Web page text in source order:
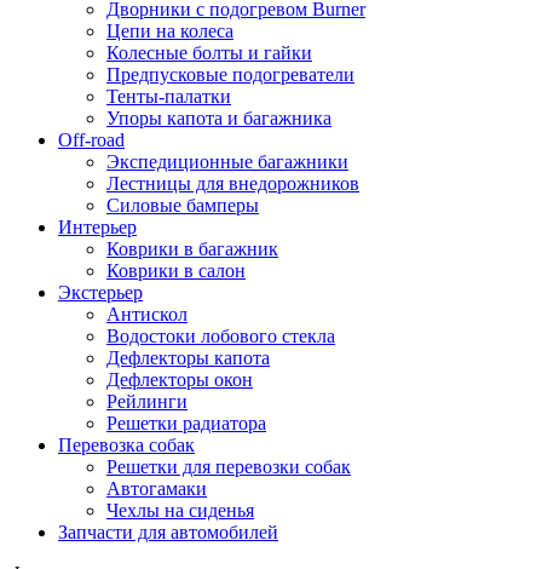
Дворники с подогревом Burner
Цепи на колеса
Колесные болты и гайки
Предпусковые подогреватели
Тенты-палатки
Упоры капота и багажника
Off-road
Экспедиционные багажники
Лестницы для внедорожников
Силовые бамперы
Интерьер
Коврики в багажник
Коврики в салон
Экстерьер
Антискол
Водостоки лобового стекла
Дефлекторы капота
Дефлекторы окон
Рейлинги
Решетки радиатора
Перевозка собак
Решетки для перевозки собак
Автогамаки
Чехлы на сиденья
Запчасти для автомобилей